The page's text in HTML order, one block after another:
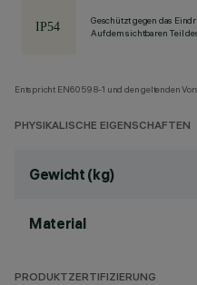
Geschützt gegen das
Auf dem sichtbaren Teil
Entspricht EN60598-1 und den geltenden
PHYSIKALISCHE EIGENSCHAFTEN
Gewicht (kg)
Material
PRODUKTZERTIFIZIERUNG